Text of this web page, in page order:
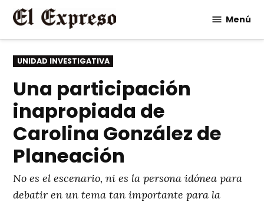
Saltar
contenido
Menú
PUBLICADO
EN
UNIDAD INVESTIGATIVA
Una participación
inapropiada de
Carolina González de
Planeación
No es el escenario, ni es la persona idónea para
debatir en un tema tan importante para la